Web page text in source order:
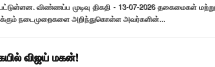
விண்ணப்ப முடிவு திகதி - 13-07-2026 தகைமைகள்
நடைமுறைகளை அறிந்துகொள்ள அவர்களின்...
விஜய் மகன்!